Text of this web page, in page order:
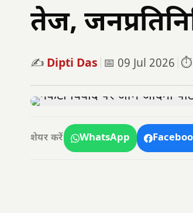
तेज,
✍️ Dipti Das 📅 09 Jul 2026 ⏱️
शेयर करें WhatsApp